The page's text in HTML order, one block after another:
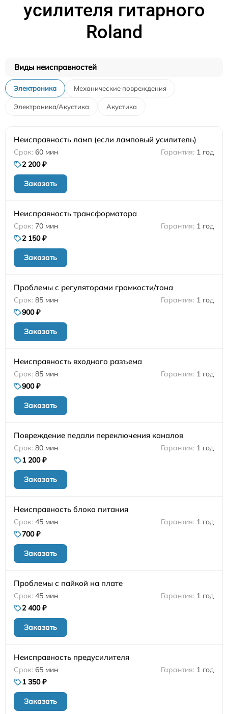
усилителя гитарного
Roland
Виды неисправностей
Электроника Механические повреждения
Электроника/Акустика Акустика
Неисправность ламп (если ламповый усилитель)
60 мин
1 год
2 200 ₽
Заказать
Неисправность трансформатора
70 мин
1 год
2 150 ₽
Заказать
Проблемы с регуляторами громкости/тона
85 мин
1 год
900 ₽
Заказать
Неисправность входного разъема
85 мин
1 год
900 ₽
Заказать
Повреждение педали переключения каналов
80 мин
1 год
1 200 ₽
Заказать
Неисправность блока питания
45 мин
1 год
700 ₽
Заказать
Проблемы с пайкой на плате
45 мин
1 год
2 400 ₽
Заказать
Неисправность предусилителя
65 мин
1 год
1 350 ₽
Заказать